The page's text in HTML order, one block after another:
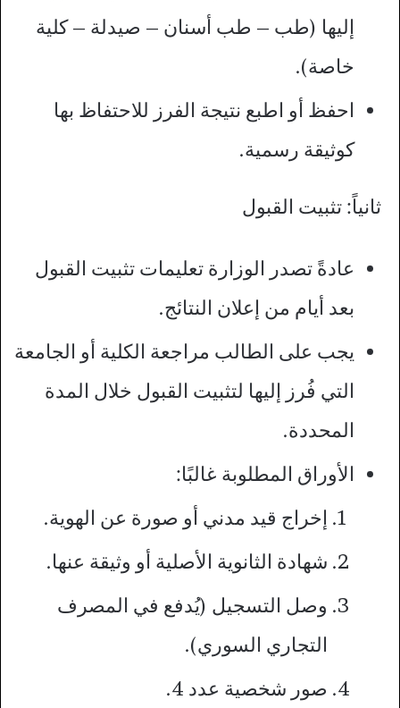
إليها (طب – طب أسنان – صيدلة – كلية
خاصة).
احفظ أو اطبع نتيجة الفرز للاحتفاظ بها
كوثيقة رسمية.
ثانياً: تثبيت القبول
عادةً تصدر الوزارة تعليمات تثبيت القبول
بعد أيام من إعلان النتائج.
يجب على الطالب مراجعة الكلية أو الجامعة
التي فُرز إليها لتثبيت القبول خلال المدة
المحددة.
الأوراق المطلوبة غالبًا:
إخراج قيد مدني أو صورة عن الهوية.
شهادة الثانوية الأصلية أو وثيقة عنها.
وصل التسجيل (يُدفع في المصرف
التجاري السوري).
صور شخصية عدد 4.